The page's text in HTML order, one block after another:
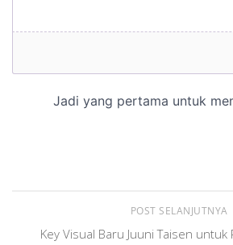
POST SELANJUTNYA
Key Visual Baru Juuni Taisen untuk